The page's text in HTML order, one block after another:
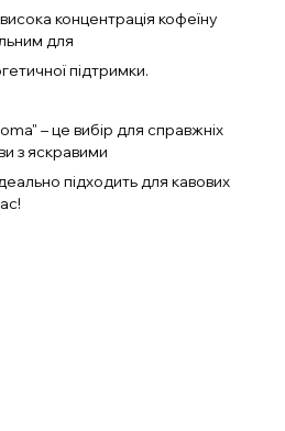
концентрація кофеїну
для
підтримки.
– це вибір для справжніх
з яскравими
підходить для кавових